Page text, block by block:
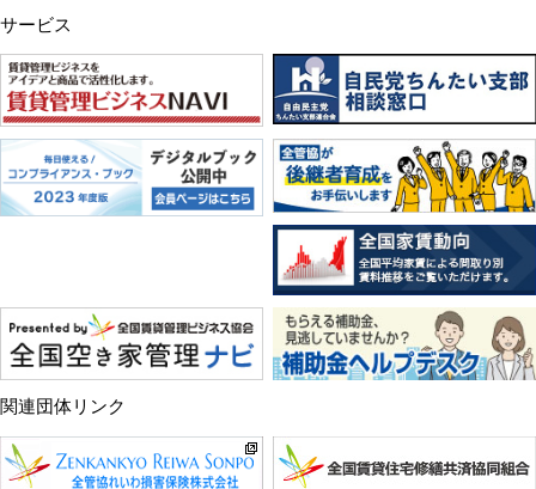
サービス
関連団体リンク